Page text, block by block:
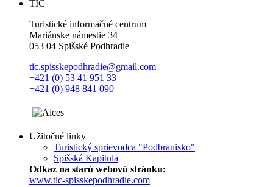
TIC
Turistické informačné centrum
Mariánske námestie 34
053 04 Spišské Podhradie
tic.spisskepodhradie@gmail.com
+421 (0) 53 41 951 33
+421 (0) 948 841 090
Užitočné linky
Turistický sprievodca "Podbranisko"
Spišská Kapitula
Odkaz na starú webovú stránku:
www.tic-spisskepodhradie.com